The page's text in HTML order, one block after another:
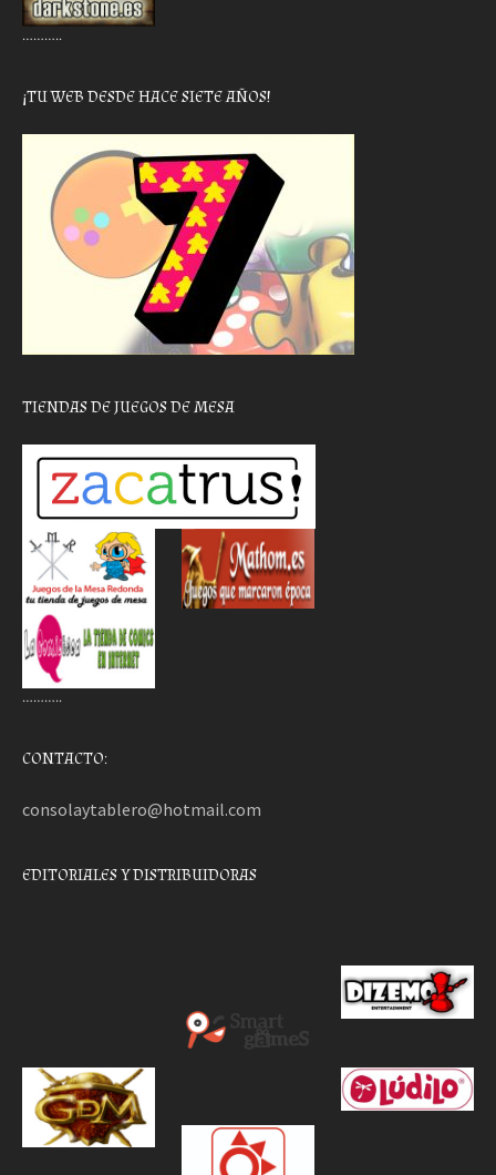
………..
¡TU WEB DESDE HACE SIETE AÑOS!
TIENDAS DE JUEGOS DE MESA
………..
CONTACTO:
consolaytablero@hotmail.com
EDITORIALES Y DISTRIBUIDORAS